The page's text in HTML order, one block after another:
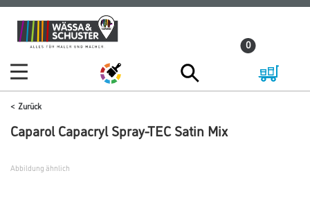
Zum
Inhalt
Zum
Navigationsmenü
0
Zurück
Caparol Capacryl Spray-TEC Satin Mix
Abbildung ähnlich